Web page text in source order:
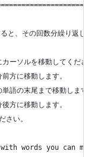
と、その回数分繰り返しま
ソルを移動してください
方に移動します。
の末尾まで移動します。
方に移動します。
さい。
words you can